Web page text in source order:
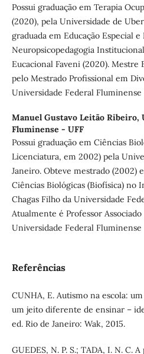
Possui graduação em Terapia
(2020), pela Universidade de
graduada em Educação Especial e
Neuropsicopedagogia
Eucacional Faveni (2020). Mestre
pelo Mestrado Profissional em
Universidade Federal Fluminense
Manuel Gustavo Leitão Ribeiro,
Fluminense - UFF
Possui graduação em Ciências
Licenciatura, em 2002) pela
Janeiro. Obteve mestrado (2002)
Ciências Biológicas (Biofísica) no
Chagas Filho da Universidade
Atualmente é Professor
Universidade Federal Fluminense
Referências
CUNHA, E. Autismo na escola:
um jeito diferente de ensinar –
ed. Rio de Janeiro: Wak, 2015.
GUEDES, N. P. S.; TADA, I. N. C.